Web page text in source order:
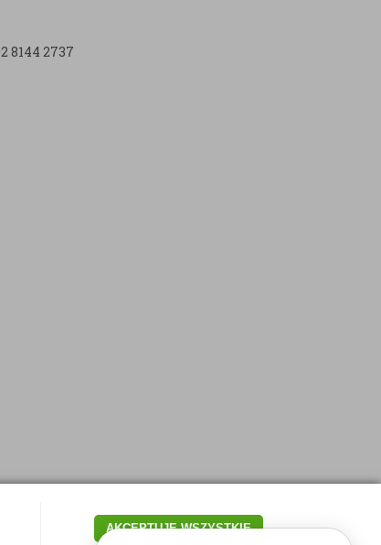
AKCEPTUJĘ WSZYSTKIE
8144 2737